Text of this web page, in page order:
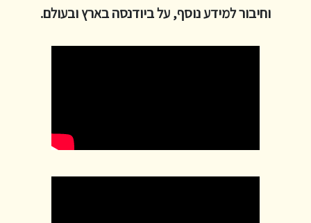
וחיבור למידע נוסף, על ביודנסה בארץ ובעולם.